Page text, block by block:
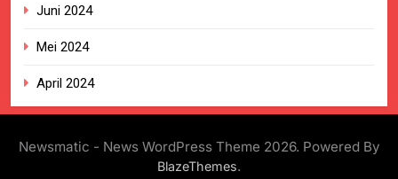
Juni 2024
Mei 2024
April 2024
Newsmatic - News WordPress Theme 2026. Powered By
BlazeThemes.